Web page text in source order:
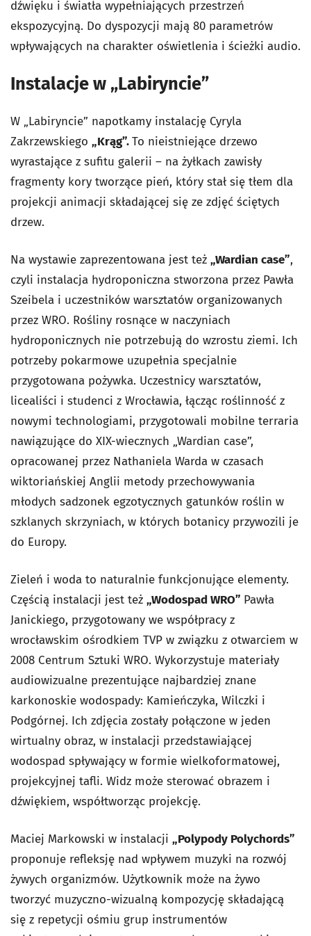
dźwięku i światła wypełniających przestrzeń
ekspozycyjną. Do dyspozycji mają 80 parametrów
wpływających na charakter oświetlenia i ścieżki audio.
Instalacje w „Labiryncie”
W „Labiryncie” napotkamy instalację Cyryla
Zakrzewskiego „Krąg”.To nieistniejące drzewo
wyrastające z sufitu galerii – na żyłkach zawisły
fragmenty kory tworzące pień, który stał się tłem dla
projekcji animacji składającej się ze zdjęć ściętych
drzew.
Na wystawie zaprezentowana jest też „Wardian case”,
czyli instalacja hydroponiczna stworzona przez Pawła
Szeibela i uczestników warsztatów organizowanych
przez WRO. Rośliny rosnące w naczyniach
hydroponicznych nie potrzebują do wzrostu ziemi. Ich
potrzeby pokarmowe uzupełnia specjalnie
przygotowana pożywka. Uczestnicy warsztatów,
licealiści i studenci z Wrocławia, łącząc roślinność z
nowymi technologiami, przygotowali mobilne terraria
nawiązujące do XIX-wiecznych „Wardian case”,
opracowanej przez Nathaniela Warda w czasach
wiktoriańskiej Anglii metody przechowywania
młodych sadzonek egzotycznych gatunków roślin w
szklanych skrzyniach, w których botanicy przywozili je
do Europy.
Zieleń i woda to naturalnie funkcjonujące elementy.
Częścią instalacji jest też „Wodospad WRO” Pawła
Janickiego, przygotowany we współpracy z
wrocławskim ośrodkiem TVP w związku z otwarciem w
2008 Centrum Sztuki WRO. Wykorzystuje materiały
audiowizualne prezentujące najbardziej znane
karkonoskie wodospady: Kamieńczyka, Wilczki i
Podgórnej. Ich zdjęcia zostały połączone w jeden
wirtualny obraz, w instalacji przedstawiającej
wodospad spływający w formie wielkoformatowej,
projekcyjnej tafli. Widz może sterować obrazem i
dźwiękiem, współtworząc projekcję.
Maciej Markowski w instalacji „Polypody Polychords”
proponuje refleksję nad wpływem muzyki na rozwój
żywych organizmów. Użytkownik może na żywo
tworzyć muzyczno-wizualną kompozycję składającą
się z repetycji ośmiu grup instrumentów